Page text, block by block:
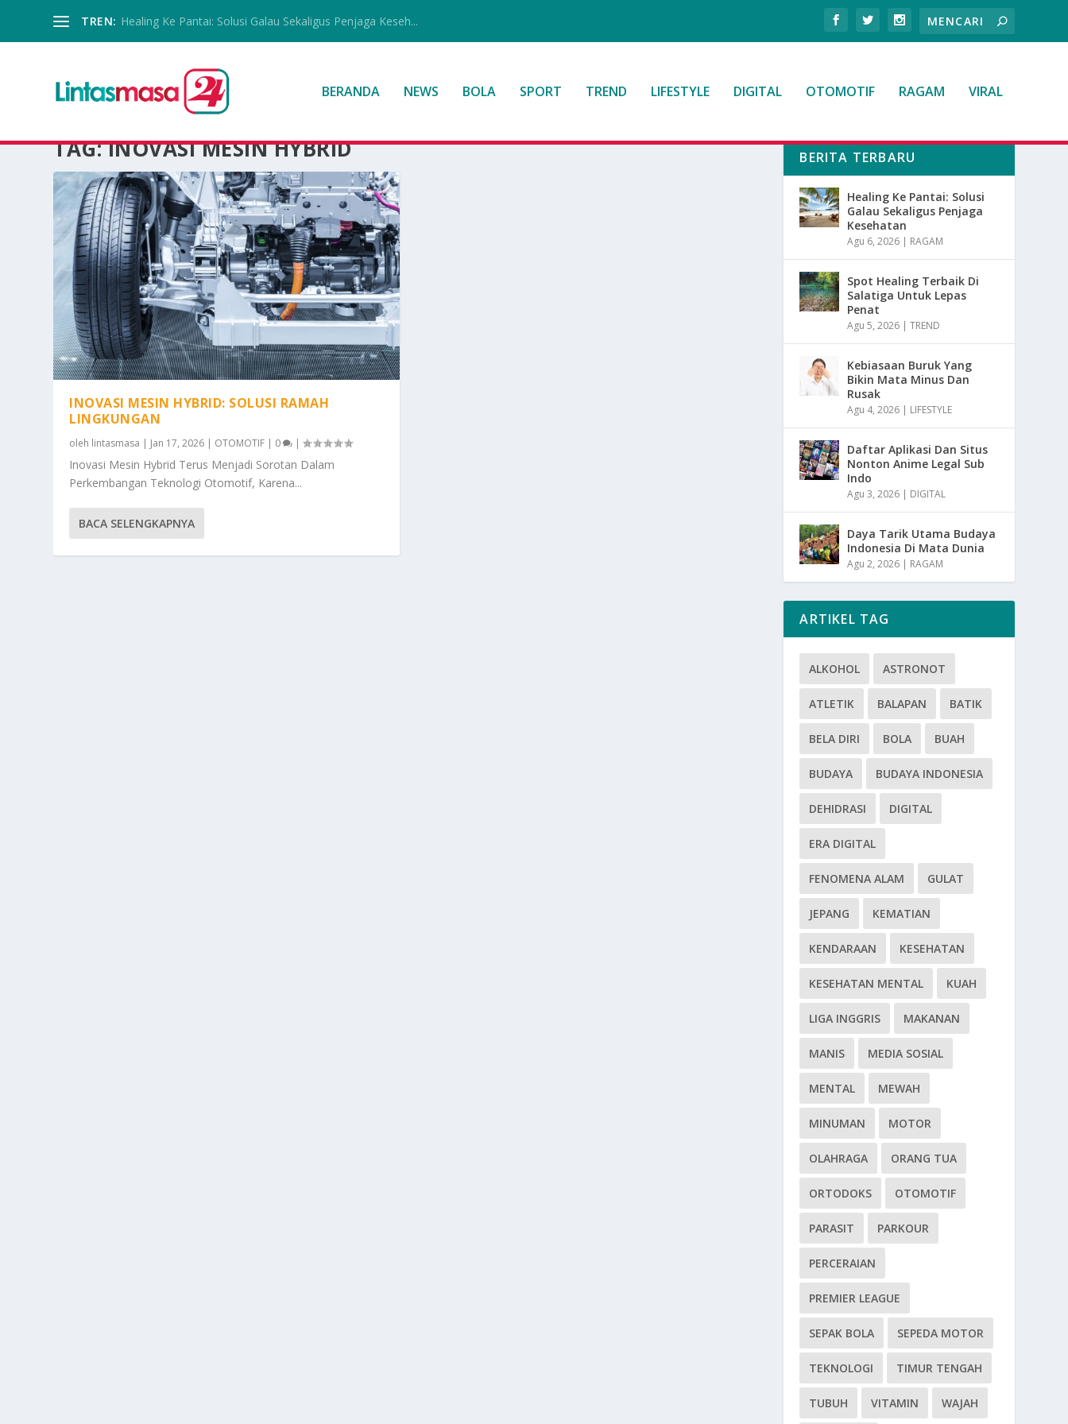
TREN: Healing Ke Pantai: Solusi Galau Sekaligus Penjaga Keseh...
BERANDA NEWS BOLA SPORT TREND LIFESTYLE DIGITAL OTOMOTIF RAGAM VIRAL
TAG:INOVASI MESIN HYBRID
INOVASI MESIN HYBRID: SOLUSI RAMAH
LINGKUNGAN
oleh lintasmasa Jan 17, 2026 OTOMOTIF 0 |
Inovasi Mesin Hybrid Terus Menjadi Sorotan Dalam
Perkembangan Teknologi Otomotif, Karena...
BACA SELENGKAPNYA
BERITA TERBARU
Healing Ke Pantai: Solusi
Galau Sekaligus Penjaga
Kesehatan
Agu 6, 2026 | RAGAM
Spot Healing Terbaik Di
Salatiga Untuk Lepas
Penat
Agu 5, 2026 |TREND
Kebiasaan Buruk Yang
Bikin Mata Minus Dan
Rusak
Agu 4, 2026 | LIFESTYLE
Daftar Aplikasi Dan Situs
Nonton Anime Legal Sub
Indo
Agu 3, 2026 | DIGITAL
Daya Tarik Utama Budaya
Indonesia Di Mata Dunia
Agu 2, 2026 | RAGAM
ARTIKEL TAG
ALKOHOL ASTRONOT
ATLETIK BALAPAN BATIK
BELA DIRI BOLA BUAH
BUDAYA BUDAYA INDONESIA
DEHIDRASI DIGITAL
ERA DIGITAL
FENOMENA ALAM GULAT
JEPANG KEMATIAN
KENDARAAN KESEHATAN
KESEHATAN MENTAL KUAH
LIGA INGGRIS MAKANAN
MANIS MEDIA SOSIAL
MENTAL MEWAH
MINUMAN MOTOR
OLAHRAGA ORANG TUA
ORTODOKS OTOMOTIF
PARASIT PARKOUR
PERCERAIAN
PREMIER LEAGUE
SEPAK BOLA SEPEDA MOTOR
TEKNOLOGI TIMUR TENGAH
TUBUH VITAMIN WAJAH